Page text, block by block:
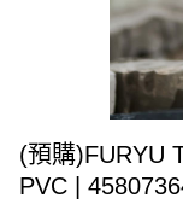
(預購)FURYU
PVC |